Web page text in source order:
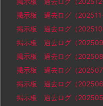
掲示板 過去ログ（
掲示板 過去ログ（
掲示板 過去ログ（
掲示板 過去ログ（
掲示板 過去ログ（
掲示板 過去ログ（
掲示板 過去ログ（